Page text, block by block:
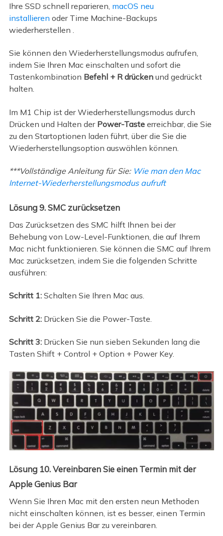
Ihre SSD schnell reparieren, macOS neu
installieren oder Time Machine-Backups
wiederherstellen .
Sie können den Wiederherstellungsmodus aufrufen,
indem Sie Ihren Mac einschalten und sofort die
Tastenkombination Befehl + R drücken und gedrückt
halten.
Im M1 Chip ist der Wiederherstellungsmodus durch
Drücken und Halten der Power-Taste erreichbar, die Sie
zu den Startoptionen laden führt, über die Sie die
Wiederherstellungsoption auswählen können.
***Vollständige Anleitung für Sie: Wie man den Mac
Internet-Wiederherstellungsmodus aufruft
Lösung 9. SMC zurücksetzen
Das Zurücksetzen des SMC hilft Ihnen bei der
Behebung von Low-Level-Funktionen, die auf Ihrem
Mac nicht funktionieren. Sie können die SMC auf Ihrem
Mac zurücksetzen, indem Sie die folgenden Schritte
ausführen:
Schritt 1: Schalten Sie Ihren Mac aus.
Schritt 2: Drücken Sie die Power-Taste.
Schritt 3: Drücken Sie nun sieben Sekunden lang die
Tasten Shift + Control + Option + Power Key.
Lösung 10. Vereinbaren Sie einen Termin mit der
Apple Genius Bar
Wenn Sie Ihren Mac mit den ersten neun Methoden
nicht einschalten können, ist es besser, einen Termin
bei der Apple Genius Bar zu vereinbaren.